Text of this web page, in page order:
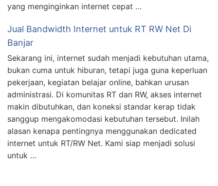
yang menginginkan internet cepat …
Jual Bandwidth Internet untuk RT RW Net Di
Banjar
Sekarang ini, internet sudah menjadi kebutuhan utama,
bukan cuma untuk hiburan, tetapi juga guna keperluan
pekerjaan, kegiatan belajar online, bahkan urusan
administrasi. Di komunitas RT dan RW, akses internet
makin dibutuhkan, dan koneksi standar kerap tidak
sanggup mengakomodasi kebutuhan tersebut. Inilah
alasan kenapa pentingnya menggunakan dedicated
internet untuk RT/RW Net. Kami siap menjadi solusi
untuk …